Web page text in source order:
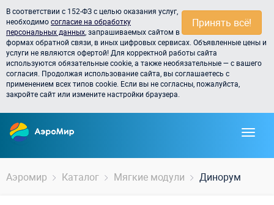
Принять всё!
В соответствии с 152-ФЗ с целью оказания услуг,
необходимосогласие на обработку
персональных данных , запрашиваемых сайтом в
формах обратной связи, в иных цифровых сервисах. Объявленные цены и
услуги не являются офертой! Для корректной работы сайта
используются обязательные cookie, а также необязательные — с вашего
согласия. Продолжая использование сайта, вы соглашаетесь с
применением всех типов cookie. Если вы не согласны, пожалуйста,
закройте сайт или измените настройки браузера.
Аэромир Каталог Мягкие модули Динорум